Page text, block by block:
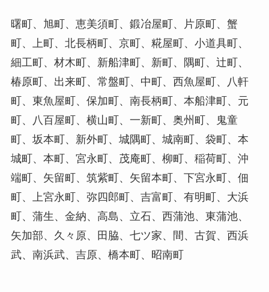
曙町、旭町、恵美須町、鍛冶屋町、片原町、蟹
町、上町、北長柄町、京町、糀屋町、小道具町、
細工町、材木町、新船津町、新町、隅町、辻町、
椿原町、出来町、常盤町、中町、西魚屋町、八軒
町、東魚屋町、保加町、南長柄町、本船津町、元
町、八百屋町、横山町、一新町、奥州町、鬼童
町、坂本町、新外町、城隅町、城南町、袋町、本
城町、本町、宮永町、茂庵町、柳町、稲荷町、沖
端町、矢留町、筑紫町、矢留本町、下宮永町、佃
町、上宮永町、弥四郎町、吉富町、有明町、大浜
町、蒲生、金納、高島、立石、西蒲池、東蒲池、
矢加部、久々原、田脇、七ツ家、間、古賀、西浜
武、南浜武、吉原、橋本町、昭南町